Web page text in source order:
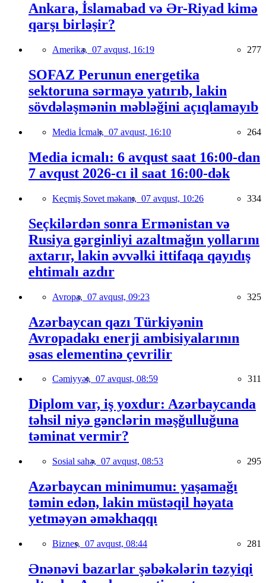
Ankara, İslamabad və Ər-Riyad kimə
qarşı birləşir?
Amerika, 07 avqust, 16:19 277
SOFAZ Perunun energetika
sektoruna sərmayə yatırıb, lakin
sövdələşmənin məbləğini açıqlamayıb
Media İcmalı, 07 avqust, 16:10 264
Media icmalı: 6 avqust saat 16:00-dan
7 avqust 2026-cı il saat 16:00-dək
Keçmiş Sovet məkanı, 07 avqust, 10:26 334
Seçkilərdən sonra Ermənistan və
Rusiya gərginliyi azaltmağın yollarını
axtarır, lakin əvvəlki ittifaqa qayıdış
ehtimalı azdır
Avropa, 07 avqust, 09:23 325
Azərbaycan qazı Türkiyənin
Avropadakı enerji ambisiyalarının
əsas elementinə çevrilir
Cəmiyyət, 07 avqust, 08:59 311
Diplom var, iş yoxdur: Azərbaycanda
təhsil niyə gənclərin məşğulluğuna
təminat vermir?
Sosial sahə, 07 avqust, 08:53 295
Azərbaycan minimumu: yaşamağı
təmin edən, lakin müstəqil həyata
yetməyən əməkhaqqı
Biznes, 07 avqust, 08:44 281
Ənənəvi bazarlar şəbəkələrin təzyiqi